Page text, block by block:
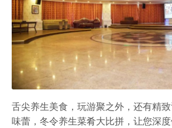
舌尖养生美食，玩游聚之外，还有精
味蕾，冬令养生菜肴大比拼，让您深